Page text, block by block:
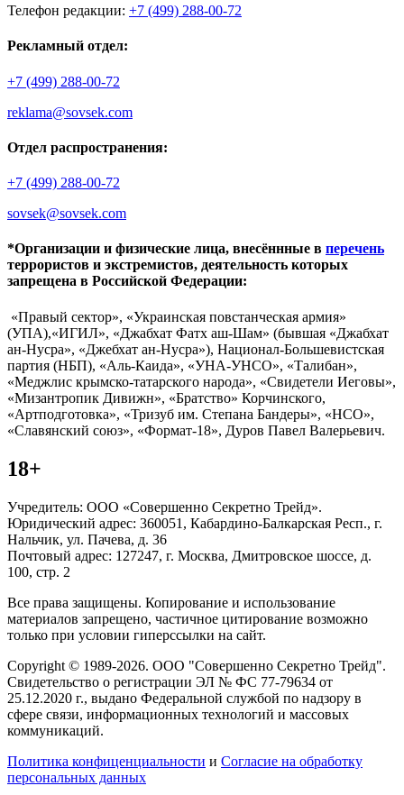
Телефон редакции: +7 (499) 288-00-72
Рекламный отдел:
+7 (499) 288-00-72
reklama@sovsek.com
Отдел распространения:
+7 (499) 288-00-72
sovsek@sovsek.com
*Организации и физические лица, внесённные в перечень
террористов и экстремистов, деятельность которых
запрещена в Российской Федерации:
«Правый сектор», «Украинская повстанческая армия»
(УПА),«ИГИЛ», «Джабхат Фатх аш-Шам» (бывшая «Джабхат
ан-Нусра», «Джебхат ан-Нусра»), Национал-Большевистская
партия (НБП), «Аль-Каида», «УНА-УНСО», «Талибан»,
«Меджлис крымско-татарского народа», «Свидетели Иеговы»,
«Мизантропик Дивижн», «Братство» Корчинского,
«Артподготовка», «Тризуб им. Степана Бандеры», «НСО»,
«Славянский союз», «Формат-18», Дуров Павел Валерьевич.
18+
Учредитель: ООО «Совершенно Секретно Трейд».
Юридический адрес: 360051, Кабардино-Балкарская Респ., г.
Нальчик, ул. Пачева, д. 36
Почтовый адрес: 127247, г. Москва, Дмитровское шоссе, д.
100, стр. 2
Все права защищены. Копирование и использование
материалов запрещено, частичное цитирование возможно
только при условии гиперссылки на сайт.
Copyright © 1989-2026. ООО "Совершенно Секретно Трейд".
Свидетельство о регистрации ЭЛ № ФС 77-79634 от
25.12.2020 г., выдано Федеральной службой по надзору в
сфере связи, информационных технологий и массовых
коммуникаций.
Политика конфиценциальности и Согласие на обработку
персональных данных